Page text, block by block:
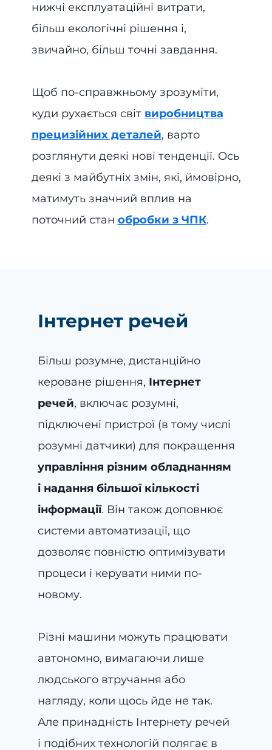
нижчі експлуатаційні витрати,
більш екологічні рішення і,
звичайно, більш точні завдання.
Щоб по-справжньому зрозуміти,
куди рухається світ виробництва
прецизійних деталей, варто
розглянути деякі нові тенденції. Ось
деякі з майбутніх змін, які, ймовірно,
матимуть значний вплив на
поточний стан обробки з ЧПК.
Інтернет речей
Більш розумне, дистанційно
кероване рішення, Інтернет
речей, включає розумні,
підключені пристрої (в тому числі
розумні датчики) для покращення
управління різним обладнанням
і надання більшої кількості
інформації. Він також доповнює
системи автоматизації, що
дозволяє повністю оптимізувати
процеси і керувати ними по-
новому.
Різні машини можуть працювати
автономно, вимагаючи лише
людського втручання або
нагляду, коли щось йде не так.
Але принадність Інтернету речей
і подібних технологій полягає в